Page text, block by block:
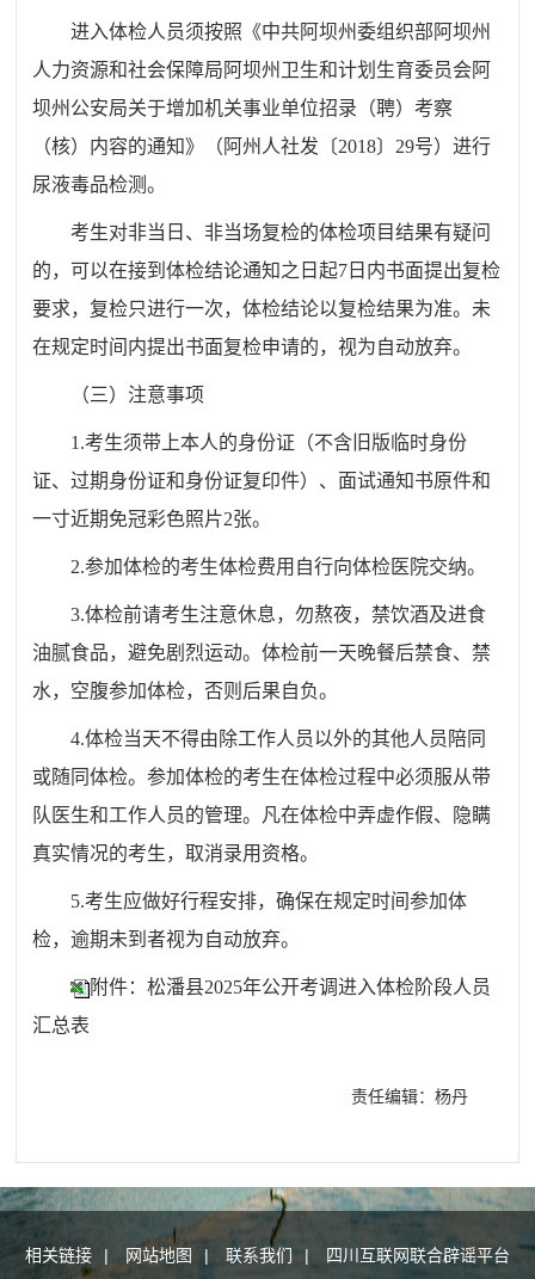
进入体检人员须按照《中共阿坝州委组织部阿坝州
人力资源和社会保障局阿坝州卫生和计划生育委员会阿
坝州公安局关于增加机关事业单位招录（聘）考察
（核）内容的通知》（阿州人社发〔2018〕29号）进行
尿液毒品检测。
考生对非当日、非当场复检的体检项目结果有疑问
的，可以在接到体检结论通知之日起7日内书面提出复检
要求，复检只进行一次，体检结论以复检结果为准。未
在规定时间内提出书面复检申请的，视为自动放弃。
（三）注意事项
1.考生须带上本人的身份证（不含旧版临时身份
证、过期身份证和身份证复印件）、面试通知书原件和
一寸近期免冠彩色照片2张。
2.参加体检的考生体检费用自行向体检医院交纳。
3.体检前请考生注意休息，勿熬夜，禁饮酒及进食
油腻食品，避免剧烈运动。体检前一天晚餐后禁食、禁
水，空腹参加体检，否则后果自负。
4.体检当天不得由除工作人员以外的其他人员陪同
或随同体检。参加体检的考生在体检过程中必须服从带
队医生和工作人员的管理。凡在体检中弄虚作假、隐瞒
真实情况的考生，取消录用资格。
5.考生应做好行程安排，确保在规定时间参加体
检，逾期未到者视为自动放弃。
附件：松潘县2025年公开考调进入体检阶段人员
汇总表
责任编辑：杨丹
相关链接 | 网站地图 | 联系我们 |
四川互联网联合辟谣平台